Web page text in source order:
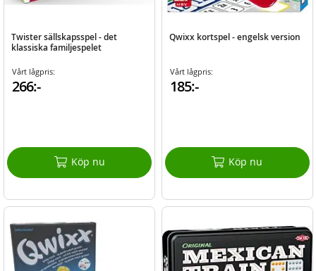
Twister sällskapsspel - det
klassiska familjespelet
Vårt lågpris:
266:-
Köp nu
Qwixx kortspel - engelsk version
Vårt lågpris:
185:-
Köp nu